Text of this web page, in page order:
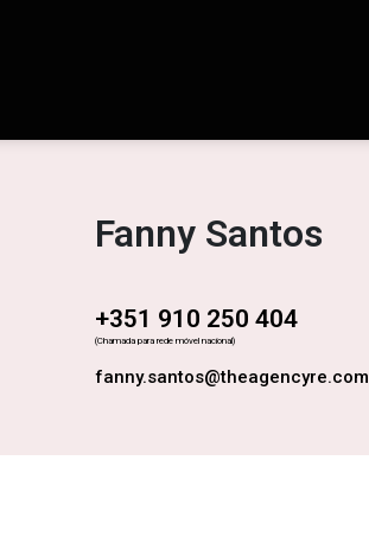
Fanny Santos
+351 910 250 404
(Chamada para rede móvel nacional)
fanny.santos@theagencyre.com